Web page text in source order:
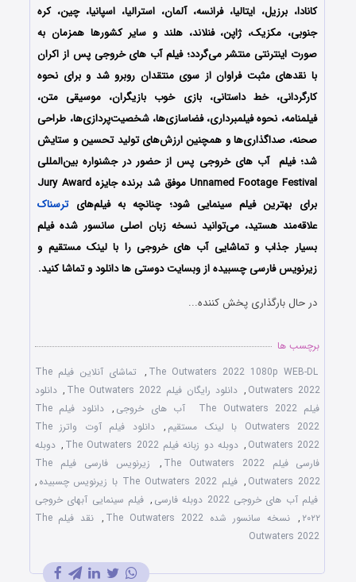
کانادا، برزیل، ایتالیا، فرانسه، آلمان، استرالیا، اسپانیا، چین، کره
جنوبی، مکزیک، ژاپن، فنلاند، هلند و سایر کشورها همزمان به
صورت اینترنتی منتشر می‌گردد؛ فیلم آب های خروجی پس از اکران
با نقدهای مثبت فراوان از سوی منتقدان روبرو شد و برای نحوه
کارگردانی، خط داستانی، بازی خوب بازیگران، موسیقی متن،
فیلمنامه، نحوه فیلمبرداری، فضاسازی‌ها، شخصیت‌پردازی‌ها، طراحی
صحنه، صداگذاری‌ها و همچنین ارزش‌های تولید تحسین و ستایش
شد؛ فیلم آب های خروجی پس از حضور در جشنواره‌ بین‌المللی
Unnamed Footage Festival موفق شد برنده جایزه Jury Award
برای بهترین فیلم سینمایی شود؛ چنانچه به فیلم‌هایترسناک
علاقه‌مند هستید، می‌توانید نسخه زبان اصلی سانسور شده فیلم
بسیار جذاب و تماشایی آب های خروجی را با ‌لینک مستقیم و
زیرنویس فارسی چسبیده از وبسایت دوستی ها دانلود و تماشا کنید.
در حال بارگذاری پخش کننده...
برچسب ها
The Outwaters 2022 1080p WEB-DL
,
تماشای آنلاین فیلم The
Outwaters 2022
, دانلود رایگان فیلم The Outwaters 2022 , دانلود
فیلم The Outwaters 2022 آب های خروجی
,
دانلود فیلم The
Outwaters 2022 با لینک مستقیم
,
دانلود فیلم آوت واترز The
Outwaters 2022
, دوبله دو زبانه فیلم The Outwaters 2022 , دوبله
فارسی فیلم The Outwaters 2022
,
زیرنویس فارسی فیلم The
Outwaters 2022
, فیلم The Outwaters 2022 با زیرنویس چسبیده
,
فیلم آب های خروجی 2022 دوبله فارسی
, فیلم سینمایی آبهای خروجی
۲۰۲۲ , نسخه سانسور شده The Outwaters 2022 ,
نقد فیلم The
Outwaters 2022